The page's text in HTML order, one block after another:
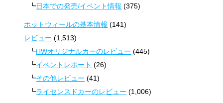
日本での発売/イベント情報 (375)
ホットウィールの基本情報 (141)
レビュー (1,513)
HWオリジナルカーのレビュー (445)
イベントレポート (26)
その他レビュー (41)
ライセンスドカーのレビュー (1,006)